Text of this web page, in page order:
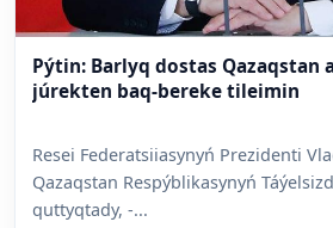
Pýtin: Barlyq dostas Qazaqstan
júrekten baq-bereke tileimin
Resei Federatsiiasynyń Prezidenti
Qazaqstan Respýblikasynyń
quttyqtady, -...